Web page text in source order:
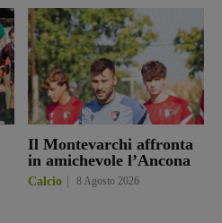
Il Montevarchi affronta
in amichevole l’Ancona
Calcio 8 Agosto 2026